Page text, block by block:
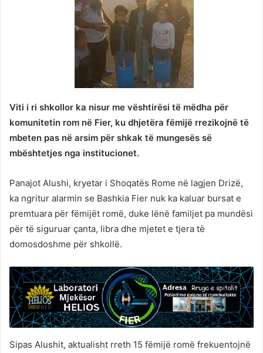
Viti i ri shkollor ka nisur me vështirësi të mëdha për
komunitetin rom në Fier, ku dhjetëra fëmijë rrezikojnë të
mbeten pas në arsim për shkak të mungesës së
mbështetjes nga institucionet.
Panajot Alushi, kryetar i Shoqatës Rome në lagjen Drizë,
ka ngritur alarmin se Bashkia Fier nuk ka kaluar bursat e
premtuara për fëmijët romë, duke lënë familjet pa mundësi
për të siguruar çanta, libra dhe mjetet e tjera të
domosdoshme për shkollë.
Sipas Alushit, aktualisht rreth 15 fëmijë romë frekuentojnë